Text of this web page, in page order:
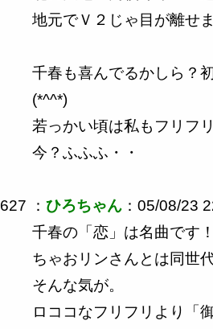
地元でＶ２じゃ目が離せ
千春も喜んでるかしら？
(*^^*)
若っかい頃は私もフリフ
今？ふふふ・・
627 ： ひろちゃん ：05/08/23
千春の「恋」は名曲です
ちゃおリンさんとは同世
そんな気が。
ロココなフリフリより「